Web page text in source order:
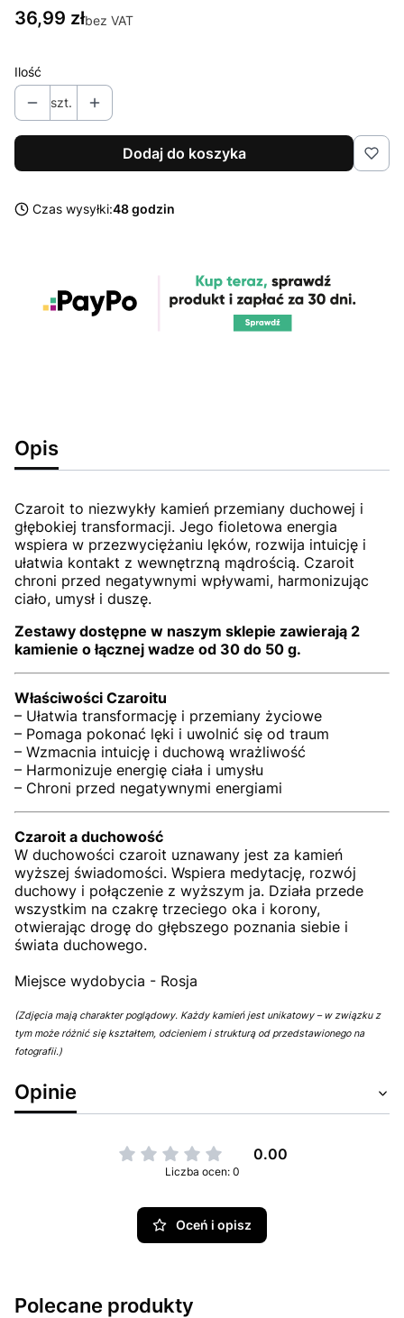
Cena
36,99 złbez VAT
Ilość
szt.
Dodaj do koszyka
Czas wysyłki:48 godzin
Opis
Czaroit to niezwykły kamień przemiany duchowej i
głębokiej transformacji. Jego fioletowa energia
wspiera w przezwyciężaniu lęków, rozwija intuicję i
ułatwia kontakt z wewnętrzną mądrością. Czaroit
chroni przed negatywnymi wpływami, harmonizując
ciało, umysł i duszę.
Zestawy dostępne w naszym sklepie zawierają 2
kamienie o łącznej wadze od 30 do 50 g.
Właściwości Czaroitu
– Ułatwia transformację i przemiany życiowe
– Pomaga pokonać lęki i uwolnić się od traum
– Wzmacnia intuicję i duchową wrażliwość
– Harmonizuje energię ciała i umysłu
– Chroni przed negatywnymi energiami
Czaroit a duchowość
W duchowości czaroit uznawany jest za kamień
wyższej świadomości. Wspiera medytację, rozwój
duchowy i połączenie z wyższym ja. Działa przede
wszystkim na czakrę trzeciego oka i korony,
otwierając drogę do głębszego poznania siebie i
świata duchowego.
Miejsce wydobycia - Rosja
(Zdjęcia mają charakter poglądowy. Każdy kamień jest unikatowy – w związku z
tym może różnić się kształtem, odcieniem i strukturą od przedstawionego na
fotografii.)
Opinie
0.00
Liczba ocen: 0
Oceń i opisz
Polecane produkty